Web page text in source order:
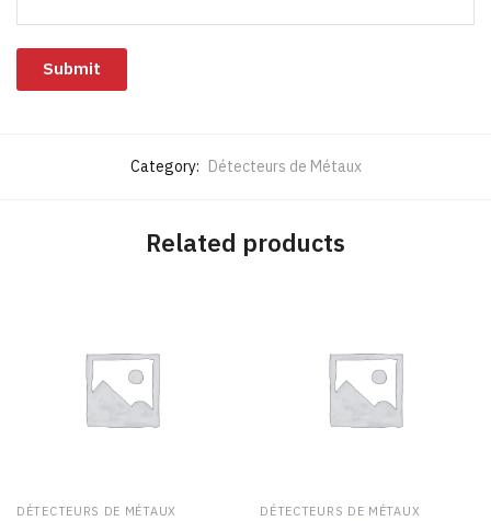
Category: Détecteurs de Métaux
Related products
DÉTECTEURS DE MÉTAUX DÉTECTEURS DE MÉTAUX